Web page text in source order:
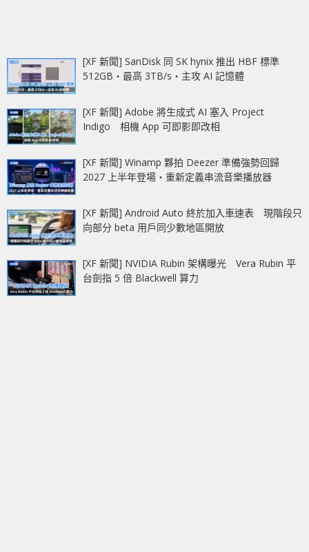
[XF 新聞] SanDisk 同 SK hynix 推出 HBF 標準
512GB‧最高 3TB/s‧主攻 AI 記憶體
[XF 新聞] Adobe 將生成式 AI 塞入 Project
Indigo 相機 App 可即影即改相
[XF 新聞] Winamp 夥拍 Deezer 準備強勢回歸
2027 上半年登場‧重新定義串流音樂播放器
[XF 新聞] Android Auto 終於加入車速表 現階段只
向部分 beta 用戶同少數地區開放
[XF 新聞] NVIDIA Rubin 架構曝光 Vera Rubin 平
台劍指 5 倍 Blackwell 算力